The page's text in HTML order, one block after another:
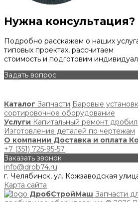
Нужна консультация?
Подробно расскажем о наших
типовых проектах, рассчитаем
стоимость и подготовим
Задать вопрос
Каталог Запчасти Баровые
сортировочное оборудование
Услуги Капитальный ремонт
Изготовление деталей по чертежам
О компании Доставка и оплата
+7 (351) 725-95-57
Заказать звонок
info@drob74.ru
г. Челябинск, ул. Кожзаводская
Карта сайта
ДробСтройМаш Запчасти